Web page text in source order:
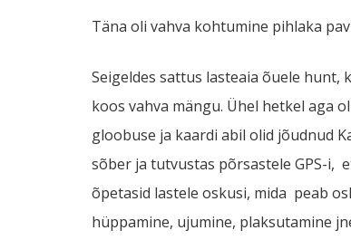
Täna oli vahva kohtumine pihlaka
Seigeldes sattus lasteaia õuele hunt,
koos vahva mängu. Ühel hetkel aga
gloobuse ja kaardi abil olid jõudnud
sõber ja tutvustas põrsastele GPS-i,
õpetasid lastele oskusi, mida peab
hüppamine, ujumine, plaksutamine